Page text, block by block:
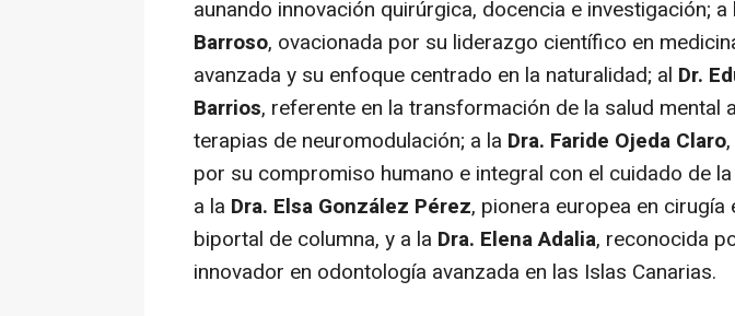
aunando innovación quirúrgica, docencia e investigación; a
Barroso, ovacionada por su liderazgo científico en
avanzada y su enfoque centrado en la naturalidad; al Dr.
Barrios, referente en la transformación de la salud mental
terapias de neuromodulación; a la Dra. Faride Ojeda Claro
por su compromiso humano e integral con el cuidado de
a la Dra. Elsa González Pérez, pionera europea en cirugía
biportal de columna, y a la Dra. Elena Adalia, reconocida
innovador en odontología avanzada en las Islas Canarias.